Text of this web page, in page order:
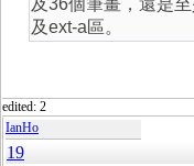
及36個筆畫，還是
及ext-a區。
edited: 2
IanHo
19